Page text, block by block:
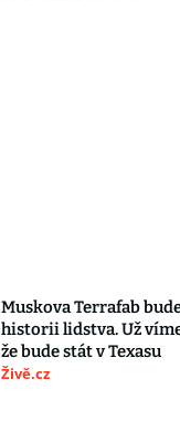
Muskova Terrafab
historii lidstva. Už
že bude stát v Texasu
Živě.cz